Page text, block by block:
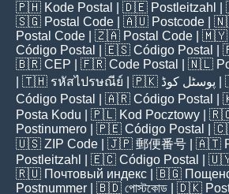
🇵🇭 Kode Postal | 🇩🇪 Postleitzahl
🇸🇬 Postal Code | 🇦🇺 Postcode |
Postal Code | 🇿🇦 Postal Code | 🇲🇾
Código Postal
| 🇪🇸 Código Postal |
🇧🇷 CEP | 🇫🇷 Code Postal | 🇳🇱
| 🇹🇭 รหัสไปรษณีย์ | 🇵🇰 پوسٹل کوڈ
Código Postal
| 🇦🇷 Código Postal |
Posta Kodu | 🇵🇱 Kod Pocztowy |
Postinumero | 🇵🇪 Código Postal |
🇺🇸 ZIP Code | 🇯🇵 郵便番号 | 🇦🇹
Postleitzahl
| 🇪🇨 Código Postal |
🇷🇺 Почтовый индекс | 🇧🇬
Postnummer | 🇧🇩 পোস্টকোড | 🇩🇰